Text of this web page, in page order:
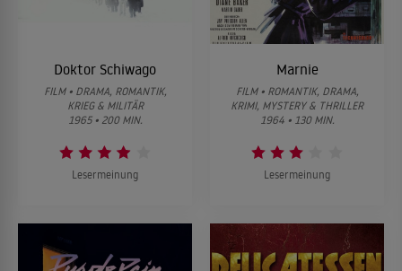
Doktor Schiwago
FILM • DRAMA, ROMANTIK,
KRIEG & MILITÄR
1965 • 200 MIN.
Lesermeinung
Marnie
FILM • ROMANTIK, DRAMA,
KRIMI, MYSTERY & THRILLER
1964 • 130 MIN.
Lesermeinung